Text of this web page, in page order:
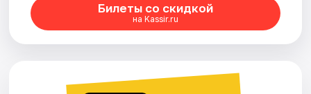
Билеты со скидкой
на Kassir.ru